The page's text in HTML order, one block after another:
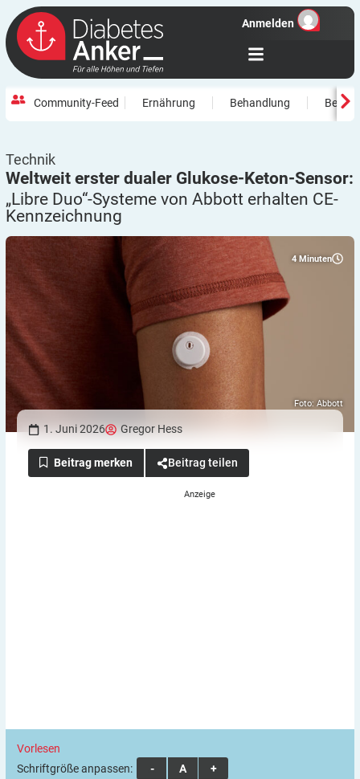
Anmelden
Community-Feed Ernährung Behandlung
Technik
Weltweit erster dualer Glukose-Keton-Sensor:
„Libre Duo“-Systeme von Abbott erhalten CE-
Kennzeichnung
4 Minuten
Foto: Abbott
1. Juni 2026 Gregor Hess
Beitrag teilen
Vorlesen
Schriftgröße anpassen:
A A A